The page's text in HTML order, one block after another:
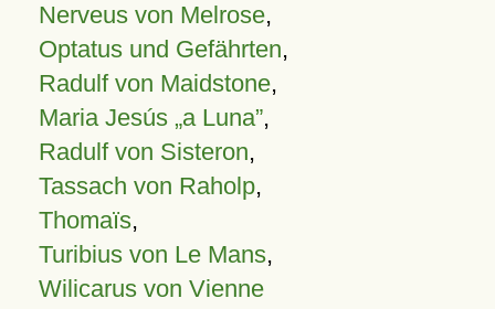
Nerveus von Melrose,
Optatus und Gefährten,
Radulf von Maidstone,
Maria Jesús „a Luna”,
Radulf von Sisteron,
Tassach von Raholp,
Thomaïs,
Turibius von Le Mans,
Wilicarus von Vienne